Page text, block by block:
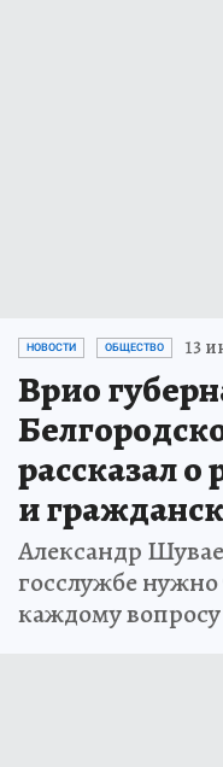
НОВОСТИ ОБЩЕСТВО 13
Врио
рассказал
и
Александр
госслужбе
каждому вопросу